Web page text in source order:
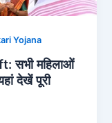
Yojana
सभी महिलाओं
देखें पूरी